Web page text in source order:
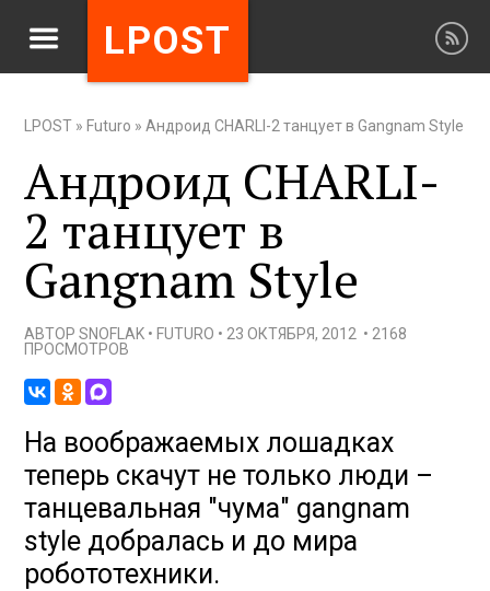
LPOST
LPOST » Futuro »Андроид CHARLI-2 танцует в Gangnam Style
Андроид CHARLI-
2 танцует в
Gangnam Style
АВТОРSNOFLAK • FUTURO • 23 ОКТЯБРЯ, 2012 • 2168
ПРОСМОТРОВ
На воображаемых лошадках
теперь скачут не только люди –
танцевальная "чума" gangnam
style добралась и до мира
робототехники.